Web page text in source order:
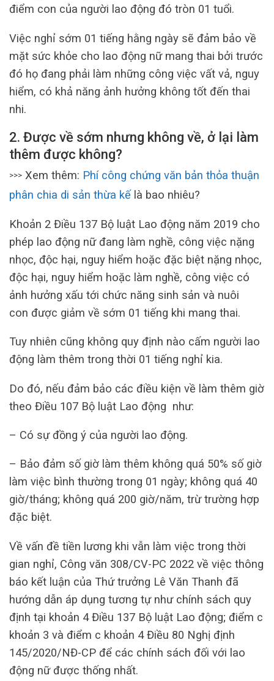
điểm con của người lao động đó tròn 01 tuổi.
Việc nghỉ sớm 01 tiếng hằng ngày sẽ đảm bảo về
mặt sức khỏe cho lao động nữ mang thai bởi trước
đó họ đang phải làm những công việc vất vả, nguy
hiểm, có khả năng ảnh hưởng không tốt đến thai
nhi.
2. Được về sớm nhưng không về, ở lại làm
thêm được không?
>>> Xem thêm: Phí công chứng văn bản thỏa thuận
phân chia di sản thừa kế là bao nhiêu?
Khoản 2 Điều 137 Bộ luật Lao động năm 2019 cho
phép lao động nữ đang làm nghề, công việc nặng
nhọc, độc hại, nguy hiểm hoặc đặc biệt nặng nhọc,
độc hại, nguy hiểm hoặc làm nghề, công việc có
ảnh hưởng xấu tới chức năng sinh sản và nuôi
con được giảm về sớm 01 tiếng khi mang thai.
Tuy nhiên cũng không quy định nào cấm người lao
động làm thêm trong thời 01 tiếng nghỉ kia.
Do đó, nếu đảm bảo các điều kiện về làm thêm giờ
theo Điều 107 Bộ luật Lao động như:
– Có sự đồng ý của người lao động.
– Bảo đảm số giờ làm thêm không quá 50% số giờ
làm việc bình thường trong 01 ngày; không quá 40
giờ/tháng; không quá 200 giờ/năm, trừ trường hợp
đặc biệt.
Về vấn đề tiền lương khi vẫn làm việc trong thời
gian nghỉ, Công văn 308/CV-PC 2022 về việc thông
báo kết luận của Thứ trưởng Lê Văn Thanh đã
hướng dẫn áp dụng tương tự như chính sách quy
định tại khoản 4 Điều 137 Bộ luật Lao động; điểm c
khoản 3 và điểm c khoản 4 Điều 80 Nghị định
145/2020/NĐ-CP để các chính sách đối với lao
động nữ được thống nhất.